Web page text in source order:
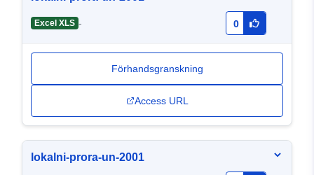
Excel XLS - 0
Förhandsgranskning
Access URL
lokalni-prora-un-2001